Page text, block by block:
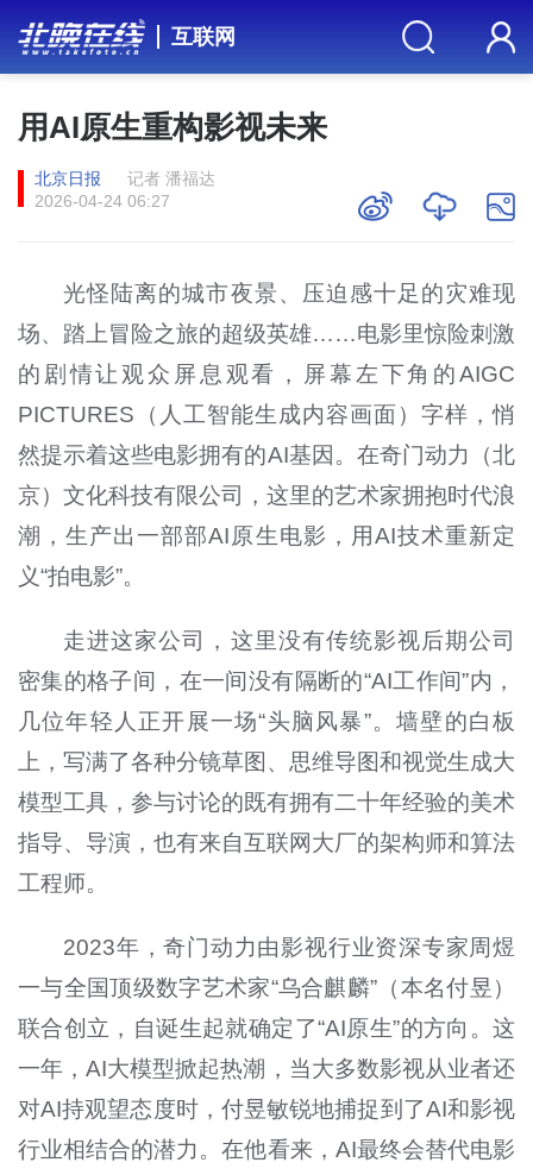
互联网
用AI原生重构影视未来
北京日报
记者 潘福达
2026-04-24 06:27
光怪陆离的城市夜景、压迫感十足的灾难现
场、踏上冒险之旅的超级英雄……电影里惊险刺激
的剧情让观众屏息观看，屏幕左下角的AIGC
PICTURES（人工智能生成内容画面）字样，悄
然提示着这些电影拥有的AI基因。在奇门动力（北
京）文化科技有限公司，这里的艺术家拥抱时代浪
潮，生产出一部部AI原生电影，用AI技术重新定
义“拍电影”。
走进这家公司，这里没有传统影视后期公司
密集的格子间，在一间没有隔断的“AI工作间”内，
几位年轻人正开展一场“头脑风暴”。墙壁的白板
上，写满了各种分镜草图、思维导图和视觉生成大
模型工具，参与讨论的既有拥有二十年经验的美术
指导、导演，也有来自互联网大厂的架构师和算法
工程师。
2023年，奇门动力由影视行业资深专家周煜
一与全国顶级数字艺术家“乌合麒麟”（本名付昱）
联合创立，自诞生起就确定了“AI原生”的方向。这
一年，AI大模型掀起热潮，当大多数影视从业者还
对AI持观望态度时，付昱敏锐地捕捉到了AI和影视
行业相结合的潜力。在他看来，AI最终会替代电影